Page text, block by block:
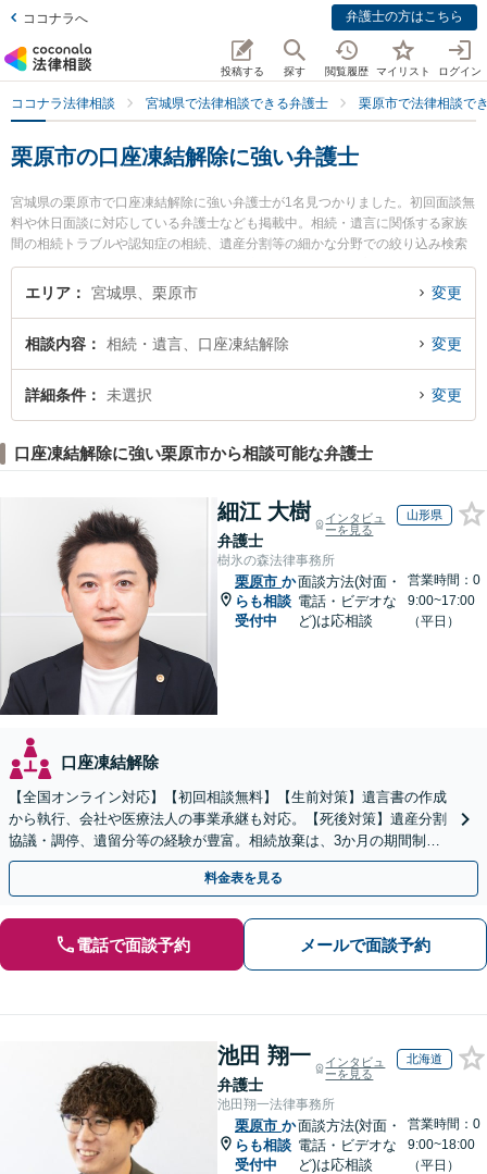
ココナラへ 弁護士の方はこちら
投稿する 探す 閲覧履歴 マイリスト ログイン
ココナラ法律相談 宮城県で法律相談できる弁護士 栗原市で法律相談で
栗原市の口座凍結解除に強い弁護士
宮城県の栗原市で口座凍結解除に強い弁護士が1名見つかりました。初回面談無
料や休日面談に対応している弁護士なども掲載中。相続・遺言に関係する家族
間の相続トラブルや認知症の相続、遺産分割等の細かな分野での絞り込み検索
もでき便利です。特に築館法律事務所の庄司 智弥弁護士のプロフィール情報や
弁護士費用、強みなどが注目されています。『栗原市で土日や夜間に発生した
結解除を法律相談できる栗原市内の弁護士に相談予約したい』などでお困りの
相談者さんにおすすめです。
エリア 宮城県、栗原市 変更
相談内容 相続・遺言、口座凍結解除 変更
詳細条件 未選択 変更
口座凍結解除に強い栗原市から相談可能な弁護士
細江 大樹
弁護士
インタビュ
ーを見る
山形県
樹氷の森法律事務所
栗原市 か
らも相談
受付中
面談方法(対面・
電話・ビデオな
ど)は応相談
営業時間：0
9:00~17:00
（平日）
口座凍結解除
【全国オンライン対応】【初回相談無料】【生前対策】遺言書の作成
から執行、会社や医療法人の事業承継も対応。【死後対策】遺産分割
協議・調停、遺留分等の経験が豊富。相続放棄は、3か月の期間制限
があるため、お早めにご相談ください。【無料駐車場あり】
料金表を見る
電話で面談予約 メールで面談予約
池田 翔一
弁護士
インタビュ
ーを見る
北海道
池田翔一法律事務所
栗原市 か
らも相談
受付中
面談方法(対面・
電話・ビデオな
ど)は応相談
営業時間：0
9:00~18:00
（平日）